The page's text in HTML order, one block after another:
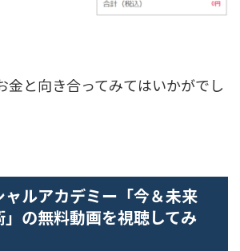
金と向き合ってみてはいかがでし
ャルアカデミー「今＆未来
の無料動画を視聴してみ